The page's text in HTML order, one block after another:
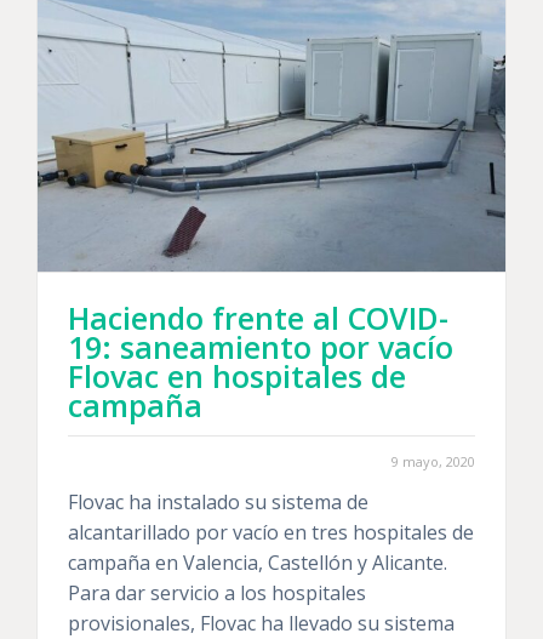
Haciendo frente al COVID-
19: saneamiento por vacío
Flovac en hospitales de
campaña
9 mayo, 2020
Flovac ha instalado su sistema de
alcantarillado por vacío en tres hospitales de
campaña en Valencia, Castellón y Alicante.
Para dar servicio a los hospitales
provisionales, Flovac ha llevado su sistema